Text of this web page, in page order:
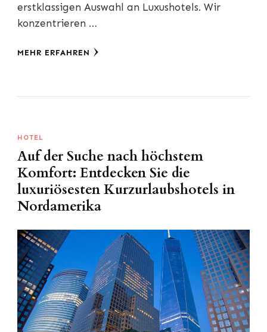
erstklassigen Auswahl an Luxushotels. Wir
konzentrieren …
MEHR ERFAHREN
HOTEL
Auf der Suche nach höchstem
Komfort: Entdecken Sie die
luxuriösesten Kurzurlaubshotels in
Nordamerika